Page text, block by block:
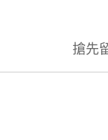
搶先